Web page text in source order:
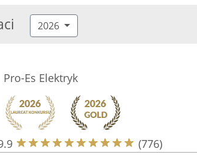
2026
Pro-Es Elektryk
(776)